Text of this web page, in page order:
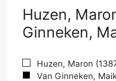
Huzen,
Ginneken,
Huzen, Maron
Van Ginneken,